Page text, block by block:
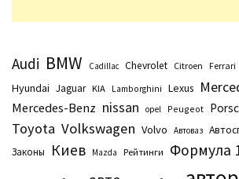
Audi BMW Cadillac Chevrolet Citroen Ferrari
Hyundai Jaguar KIA Lamborghini Lexus
Mercedes-Benz nissan opel Peugeot
Toyota Volkswagen Volvo Автоваз
Законы Киев Маzda Рейтинги Формула